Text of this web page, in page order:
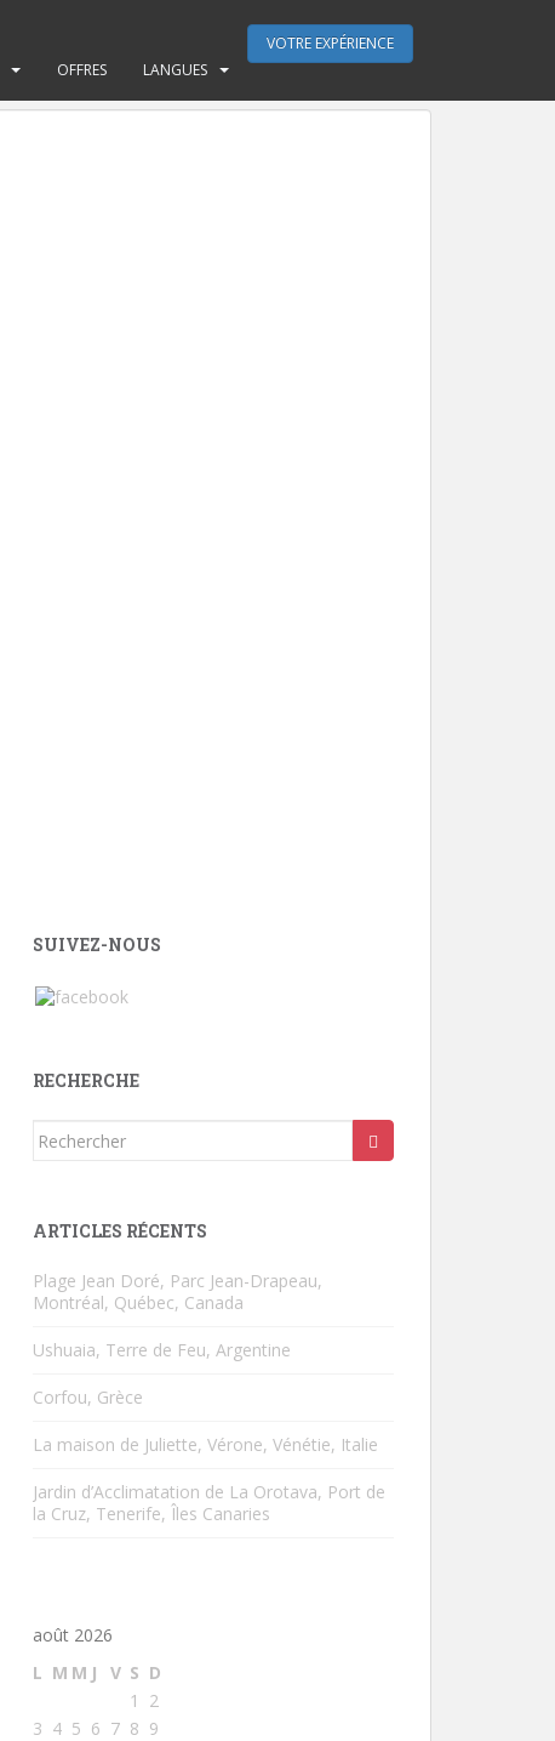
OFFRES LANGUES
VOTRE EXPÉRIENCE
SUIVEZ-NOUS
RECHERCHE
Rechercher...
ARTICLES RÉCENTS
Plage Jean Doré, Parc Jean-Drapeau,
Montréal, Québec, Canada
Ushuaia, Terre de Feu, Argentine
Corfou, Grèce
La maison de Juliette, Vérone, Vénétie, Italie
Jardin d’Acclimatation de La Orotava, Port de
la Cruz, Tenerife, Îles Canaries
août 2026
L M M J V S D
1
2
3 4 5 6 7 8 9